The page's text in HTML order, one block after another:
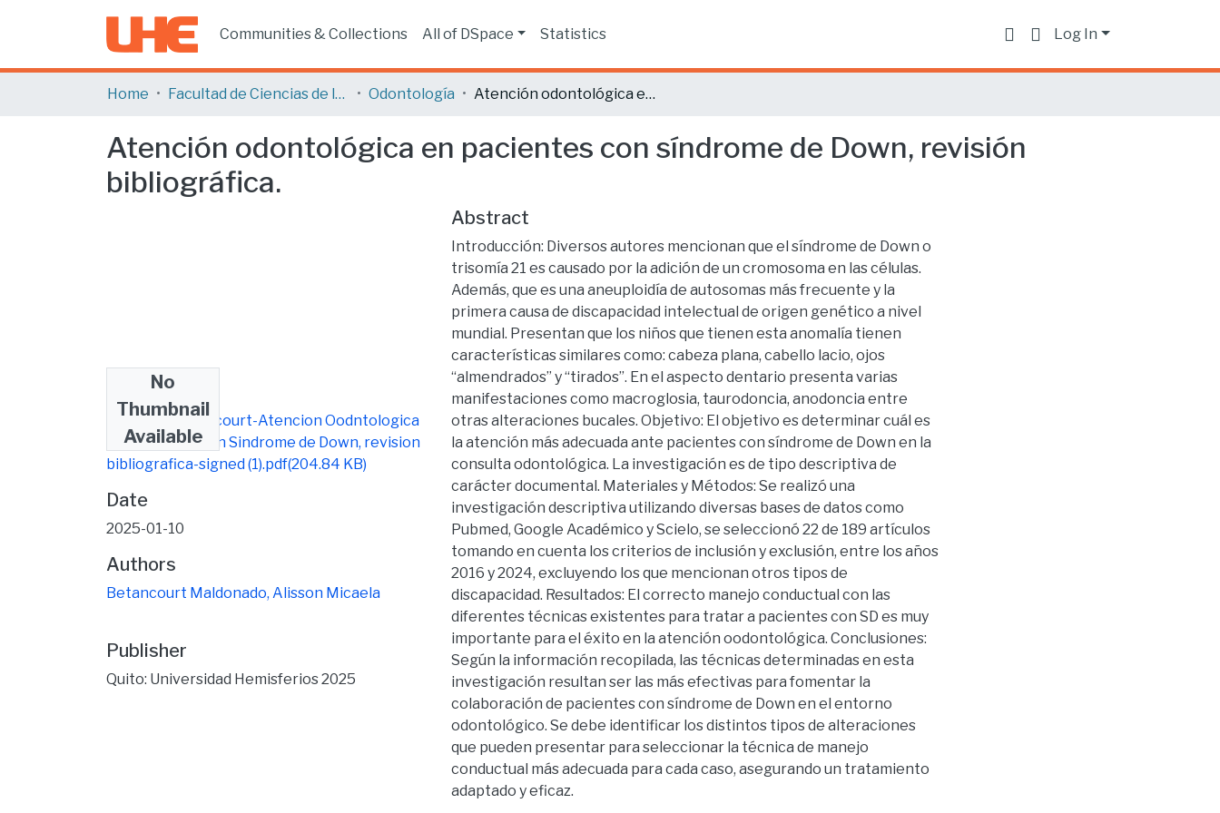
Communities & Collections All of DSpace Statistics Log In
Home Facultad de Ciencias de la Salud Odontología Atención odontológica en pacientes con síndrome de Down, revisión bibliográfica.
Atención odontológica en pacientes con síndrome de Down, revisión
bibliográfica.
No
Thumbnail
Available
3 Alisson Betancourt-Atencion Oodntologica
en pacientes con Sindrome de Down, revision
bibliografica-signed (1).pdf(204.84 KB)
Date
2025-01-10
Authors
Betancourt Maldonado, Alisson Micaela
Publisher
Quito: Universidad Hemisferios 2025
Abstract
Introducción: Diversos autores mencionan que el síndrome de Down o
trisomía 21 es causado por la adición de un cromosoma en las células.
Además, que es una aneuploidía de autosomas más frecuente y la
primera causa de discapacidad intelectual de origen genético a nivel
mundial. Presentan que los niños que tienen esta anomalía tienen
características similares como: cabeza plana, cabello lacio, ojos
“almendrados” y “tirados”. En el aspecto dentario presenta varias
manifestaciones como macroglosia, taurodoncia, anodoncia entre
otras alteraciones bucales. Objetivo: El objetivo es determinar cuál es
la atención más adecuada ante pacientes con síndrome de Down en la
consulta odontológica. La investigación es de tipo descriptiva de
carácter documental. Materiales y Métodos: Se realizó una
investigación descriptiva utilizando diversas bases de datos como
Pubmed, Google Académico y Scielo, se seleccionó 22 de 189 artículos
tomando en cuenta los criterios de inclusión y exclusión, entre los años
2016 y 2024, excluyendo los que mencionan otros tipos de
discapacidad. Resultados: El correcto manejo conductual con las
diferentes técnicas existentes para tratar a pacientes con SD es muy
importante para el éxito en la atención oodontológica. Conclusiones:
Según la información recopilada, las técnicas determinadas en esta
investigación resultan ser las más efectivas para fomentar la
colaboración de pacientes con síndrome de Down en el entorno
odontológico. Se debe identificar los distintos tipos de alteraciones
que pueden presentar para seleccionar la técnica de manejo
conductual más adecuada para cada caso, asegurando un tratamiento
adaptado y eficaz.